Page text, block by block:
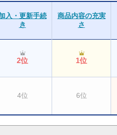
入・更新手続
き
商品内容の充実
さ
2位 1位
4位 6位